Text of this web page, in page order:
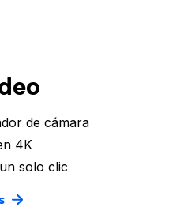
de cámara
4K
solo clic